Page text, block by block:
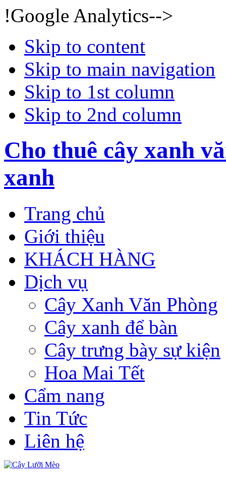
!Google Analytics-->
Skip to content
Skip to main navigation
Skip to 1st column
Skip to 2nd column
Cho thuê cây xanh
xanh
Trang chủ
Giới thiệu
KHÁCH HÀNG
Dịch vụ
Cây Xanh Văn Phòng
Cây xanh để bàn
Cây trưng bày sự kiện
Hoa Mai Tết
Cẩm nang
Tin Tức
Liên hệ